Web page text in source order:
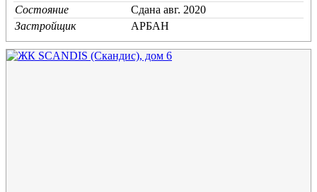
Состояние
Cдана авг. 2020
Застройщик
АРБАН